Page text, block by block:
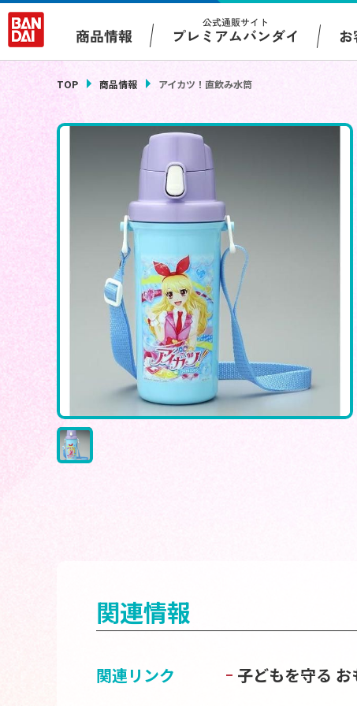
商品情報
公式通販サイト
プレミアムバンダイ
TOP 商品情報 アイカツ！直飲み水筒
関連情報
関連リンク 子どもを守る